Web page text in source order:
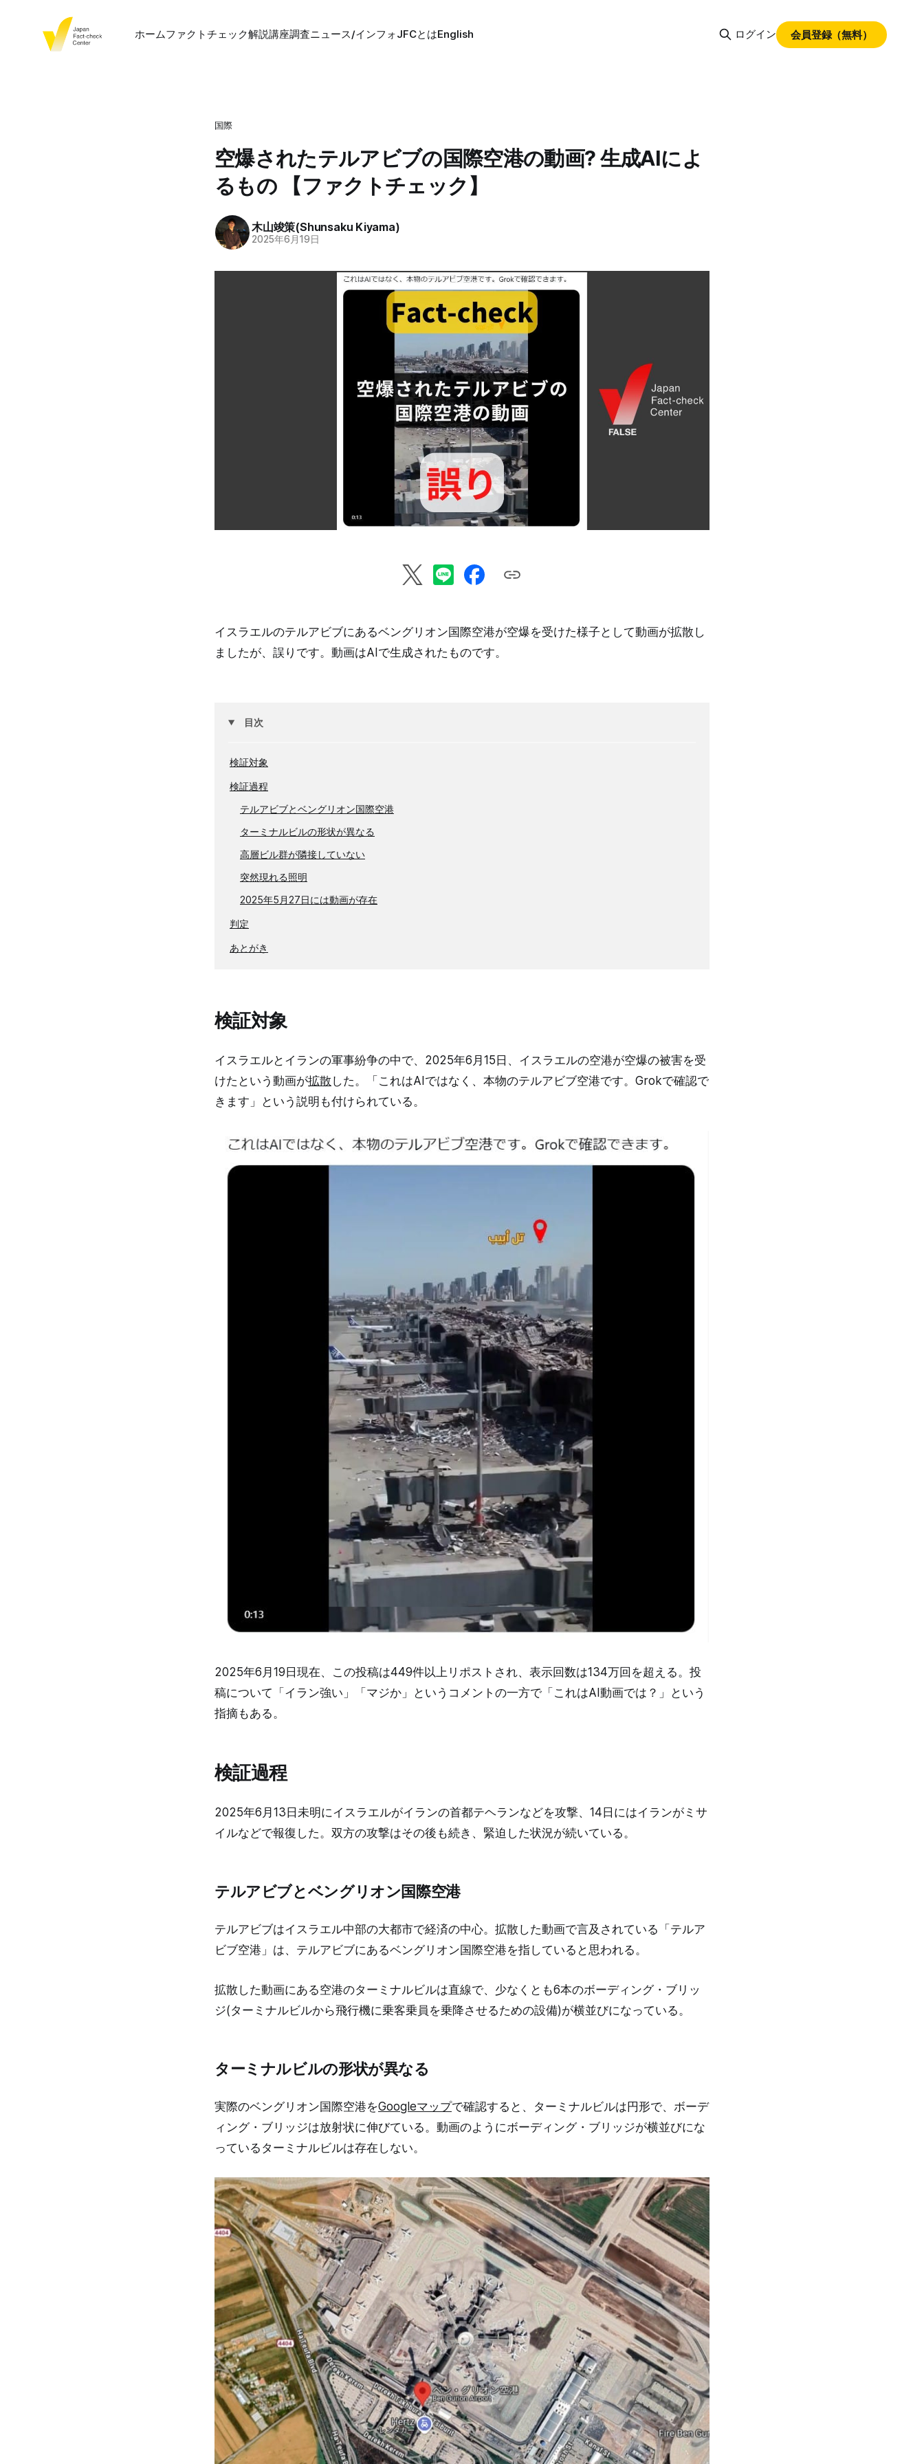
ホームファクトチェック解説講座調査ニュース/インフォJFCとはEnglish ログイン 会員登録（無料）
国際
空爆されたテルアビブの国際空港の動画? 生成AIによ
るもの 【ファクトチェック】
木山竣策(Shunsaku Kiyama)
2025年6月19日
イスラエルのテルアビブにあるベングリオン国際空港が空爆を受けた様子として動画が拡散し
ましたが、誤りです。動画はAIで生成されたものです。
目次
検証対象
検証過程
テルアビブとベングリオン国際空港
ターミナルビルの形状が異なる
高層ビル群が隣接していない
突然現れる照明
2025年5月27日には動画が存在
判定
あとがき
検証対象
イスラエルとイランの軍事紛争の中で、2025年6月15日、イスラエルの空港が空爆の被害を受
けたという動画が拡散 した。「これはAIではなく、本物のテルアビブ空港です。Grokで確認で
きます」という説明も付けられている。
2025年6月19日現在、この投稿は449件以上リポストされ、表示回数は134万回を超える。投
稿について「イラン強い」「マジか」というコメントの一方で「これはAI動画では？」という
指摘もある。
検証過程
2025年6月13日未明にイスラエルがイランの首都テヘランなどを攻撃、14日にはイランがミサ
イルなどで報復した。双方の攻撃はその後も続き、緊迫した状況が続いている。
テルアビブとベングリオン国際空港
テルアビブはイスラエル中部の大都市で経済の中心。拡散した動画で言及されている「テルア
ビブ空港」は、テルアビブにあるベングリオン国際空港を指していると思われる。
拡散した動画にある空港のターミナルビルは直線で、少なくとも6本のボーディング・ブリッ
ジ(ターミナルビルから飛行機に乗客乗員を乗降させるための設備)が横並びになっている。
ターミナルビルの形状が異なる
実際のベングリオン国際空港をGoogleマップで確認すると、ターミナルビルは円形で、ボーデ
ィング・ブリッジは放射状に伸びている。動画のようにボーディング・ブリッジが横並びにな
っているターミナルビルは存在しない。